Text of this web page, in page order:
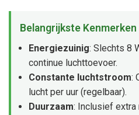
Belangrijkste Kenmerken
Energiezuinig: Slechts 8
continue luchttoevoer.
Constante luchtstroom:
lucht per uur (regelbaar).
Duurzaam: Inclusief extra